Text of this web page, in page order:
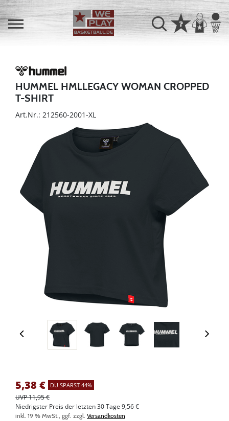
HUMMEL HMLLEGACY WOMAN CROPPED
T-SHIRT
Art.Nr.: 212560-2001-XL
5,38 € DU SPARST 44%
UVP 11,95 €
Niedrigster Preis der letzten 30 Tage 9,56 €
inkl. 19 % MwSt., ggf. zzgl. Versandkosten